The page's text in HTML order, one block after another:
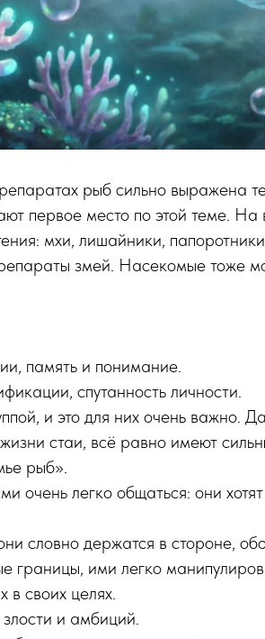
рыб сильно
первое место по этой теме.
мхи, лишайники,
змей. Насекомые тоже
память и понимание.
спутанность личности.
и это для них очень важно.
жизни стаи, всё равно имеют
рыб».
очень легко общаться: они
словно держатся в стороне,
границы, ими легко
в своих целях.
и амбиций.